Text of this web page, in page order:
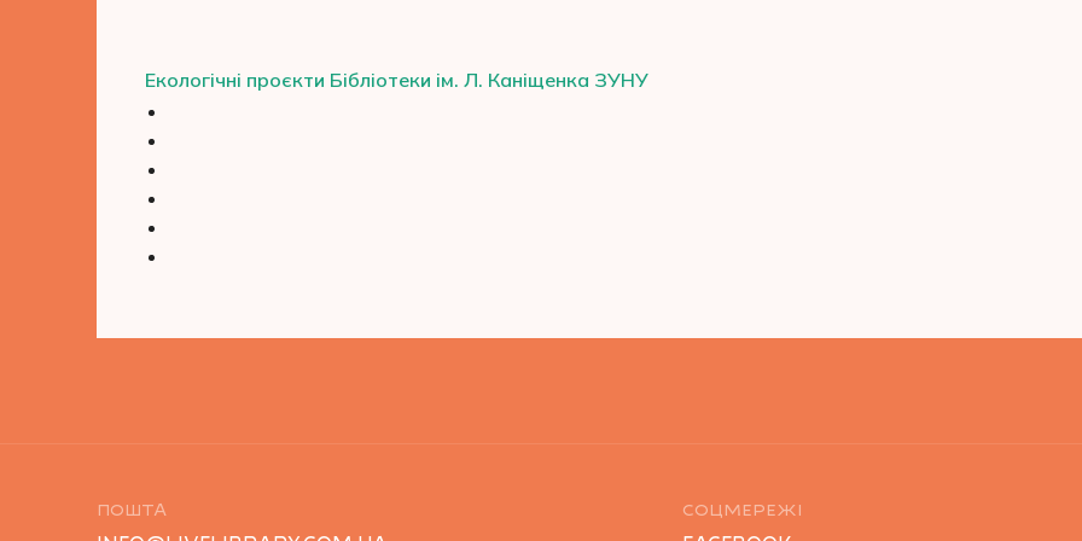
Екологічні проєкти Бібліотеки ім. Л. Каніщенка ЗУНУ
ПОШТА СОЦМЕРЕЖІ